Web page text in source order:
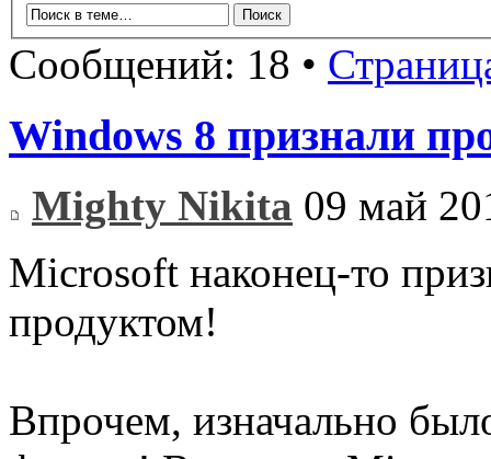
Сообщений: 18 •
Windows 8 признали
Mighty Nikita 09 май
Microsoft наконец-то
продуктом!
Впрочем, изначально